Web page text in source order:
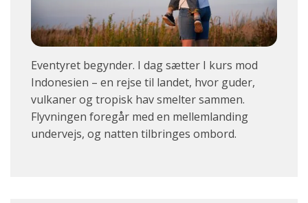
Eventyret begynder. I dag sætter I kurs mod
Indonesien – en rejse til landet, hvor guder,
vulkaner og tropisk hav smelter sammen.
Flyvningen foregår med en mellemlanding
undervejs, og natten tilbringes ombord.